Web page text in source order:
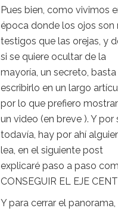
Pues bien, como vivimos
época donde los ojos son
testigos que las orejas, y
si se quiere ocultar de la
mayoría, un secreto,
escribirlo en un largo
por lo que prefiero
un video (en breve ). Y por
todavía, hay por ahí
lea, en el siguiente post
explicaré paso a paso
CONSEGUIR EL EJE
Y para cerrar el panorama,